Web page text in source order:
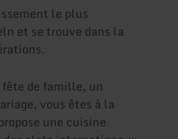
le plus
et se trouve dans la
fête de famille, un
vous êtes à la
une cuisine